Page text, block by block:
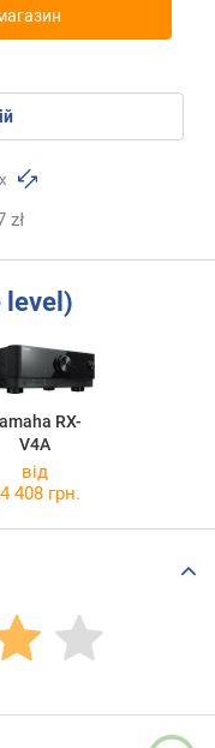
zł
level)
RX-
V4A
від
408 грн.